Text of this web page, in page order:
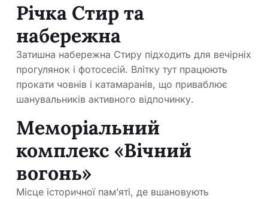
Річка Стир та
набережна
Затишна набережна Стиру підходить для вечірніх
прогулянок і фотосесій. Влітку тут працюють
прокати човнів і катамаранів, що приваблює
шанувальників активного відпочинку.
Меморіальний
комплекс «Вічний
вогонь»
Місце історичної пам’яті, де вшановують